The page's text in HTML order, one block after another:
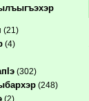
(21)
(4)
(302)
(248)
(2)